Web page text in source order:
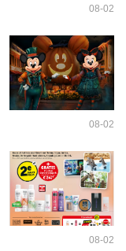
08-02
08-02
08-02